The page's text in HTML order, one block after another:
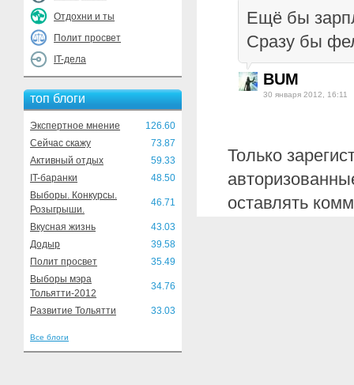
Отдохни и ты
Полит просвет
IT-дела
топ блоги
Экспертное мнение
126.60
Сейчас скажу
73.87
Активный отдых
59.33
IT-баранки
48.50
Выборы. Конкурсы.
Розыгрыши.
46.71
Вкусная жизнь
43.03
Додыр
39.58
Полит просвет
35.49
Выборы мэра
Тольятти-2012
34.76
Развитие Тольятти 33.03
Все блоги
Ещё бы
Сразу бы
BUM
30 января 2012, 16:11
Только
оставлять